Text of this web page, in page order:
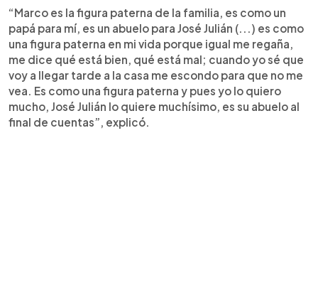
“Marco es la figura paterna de la familia, es como un
papá para mí, es un abuelo para José Julián (...) es como
una figura paterna en mi vida porque igual me regaña,
me dice qué está bien, qué está mal; cuando yo sé que
voy a llegar tarde a la casa me escondo para que no me
vea. Es como una figura paterna y pues yo lo quiero
mucho, José Julián lo quiere muchísimo, es su abuelo al
final de cuentas”, explicó.